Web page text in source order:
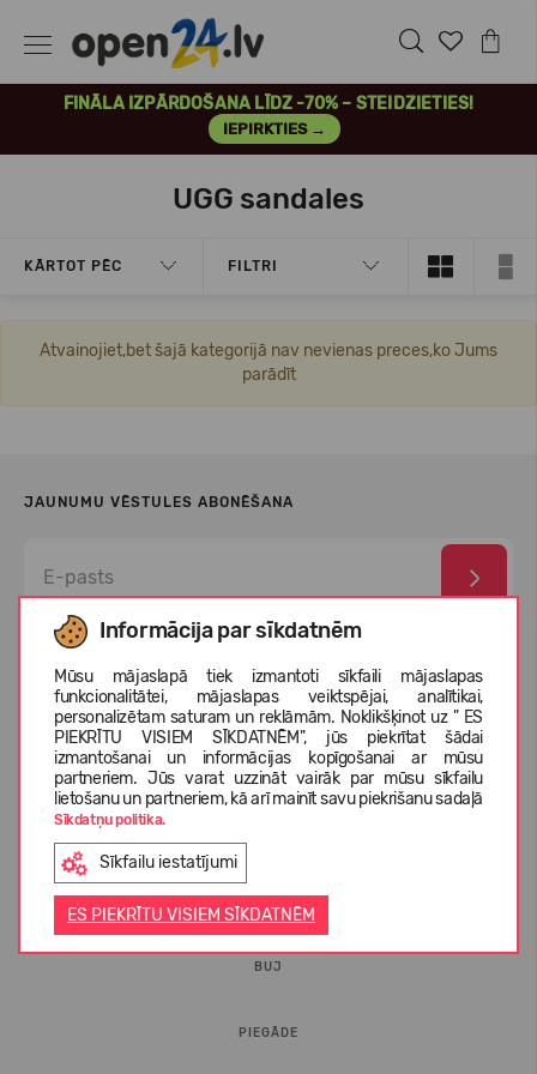
FINĀLA IZPĀRDOŠANA LĪDZ -70% – STEIDZIETIES!
IEPIRKTIES →
Informācija par sīkdatnēm
Mūsu mājaslapā tiek izmantoti sīkfaili mājaslapas
funkcionalitātei, mājaslapas veiktspējai, analītikai,
personalizētam saturam un reklāmām. Noklikšķinot uz " ES
PIEKRĪTU VISIEM SĪKDATNĒM", jūs piekrītat šādai
izmantošanai un informācijas kopīgošanai ar mūsu
partneriem. Jūs varat uzzināt vairāk par mūsu sīkfailu
lietošanu un partneriem, kā arī mainīt savu piekrišanu sadaļā
Sīkdatņu politika.
Sīkfailu iestatījumi
ES PIEKRĪTU VISIEM SĪKDATNĒM
UGG sandales
KĀRTOT PĒC FILTRI
Atvainojiet,bet šajā kategorijā nav nevienas preces,ko Jums
parādīt
JAUNUMU VĒSTULES ABONĒŠANA
Esmu izlasījis un piekrītuprivātuma politika
datu aizsardzības noteikumi
BUJ
PIEGĀDE